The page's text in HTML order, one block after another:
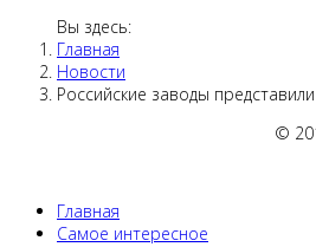
Вы здесь:
Главная
Новости
Российские заводы
©
Главная
Самое интересное